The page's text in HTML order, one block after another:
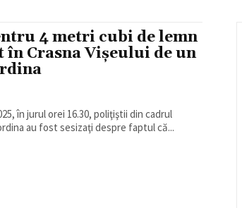
4 metri cubi de lemn
Crasna Vișeului de un
în jurul orei 16.30, poliţiştii din cadrul
au fost sesizaţi despre faptul că...